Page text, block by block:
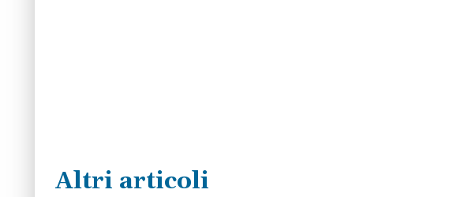
Altri articoli